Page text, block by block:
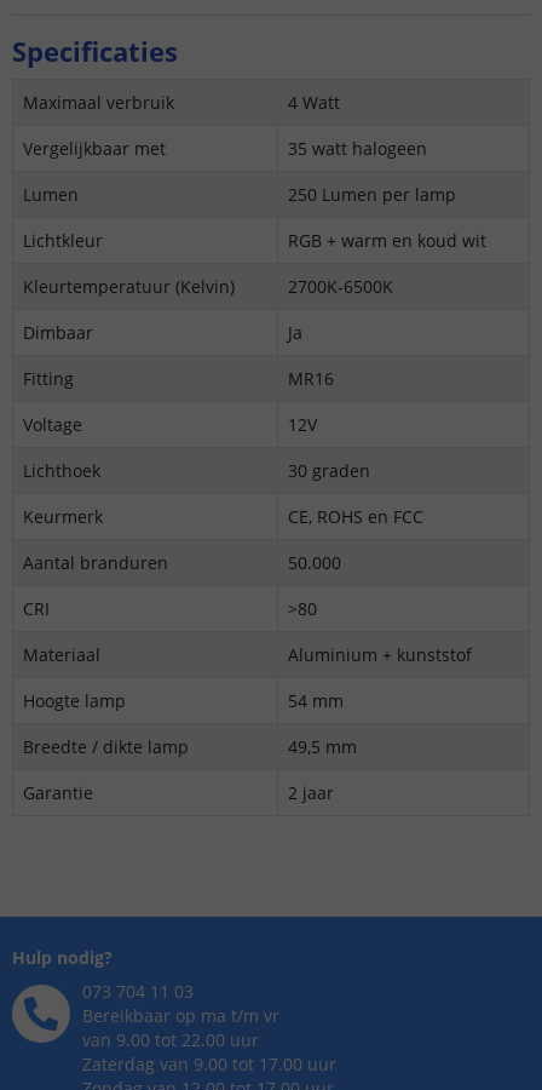
Specificaties
Maximaal verbruik
4 Watt
Vergelijkbaar met
35 watt halogeen
Lumen
250 Lumen per lamp
Lichtkleur
RGB + warm en koud wit
Kleurtemperatuur (Kelvin)
2700K-6500K
Dimbaar
Ja
Fitting
MR16
Voltage
12V
Lichthoek
30 graden
Keurmerk
CE, ROHS en FCC
Aantal branduren
50.000
CRI
>80
Materiaal
Aluminium + kunststof
Hoogte lamp
54 mm
Breedte / dikte lamp
49,5 mm
Garantie
2 jaar
Hulp nodig?
073 704 11 03
Bereikbaar op ma t/m vr
van 9.00 tot 22.00 uur
Zaterdag van 9.00 tot 17.00 uur